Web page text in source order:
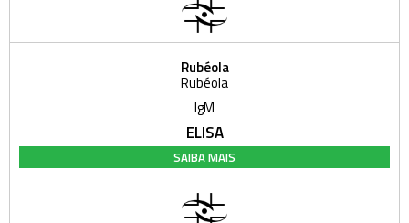
Rubéola
Rubéola
IgM
ELISA
SAIBA MAIS